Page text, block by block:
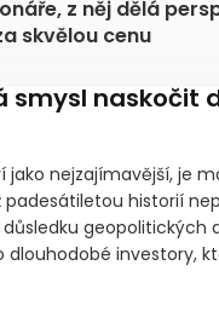
z něj dělá
skvělou cenu
smysl naskočit
jako nejzajímavější, je
historií
geopolitických
investory,